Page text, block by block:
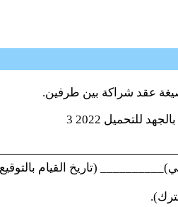
عقد شراكة بين طرفين.
(تاريخ القيام